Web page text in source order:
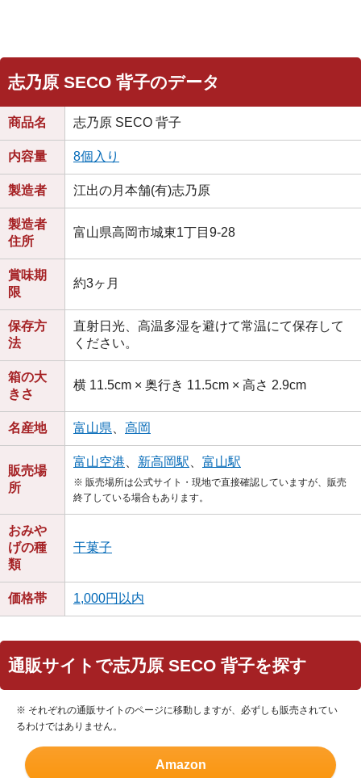
志乃原 SECO 背子のデータ
商品名 志乃原 SECO 背子
内容量 8個入り
製造者 江出の月本舗(有)志乃原
製造者
住所
富山県高岡市城東1丁目9-28
賞味期
限
約3ヶ月
保存方
法
直射日光、高温多湿を避けて常温にて保存して
ください。
箱の大
きさ
横 11.5cm × 奥行き 11.5cm × 高さ 2.9cm
名産地 富山県 高岡
販売場
所
富山空港 新高岡駅 富山駅
※ 販売場所は公式サイト・現地で直接確認していますが、販売
終了している場合もあります。
おみや
げの種
類
干菓子
価格帯 1,000円以内
通販サイトで志乃原 SECO 背子を探す
※ それぞれの通販サイトのページに移動しますが、必ずしも販売されてい
るわけではありません。
Amazon